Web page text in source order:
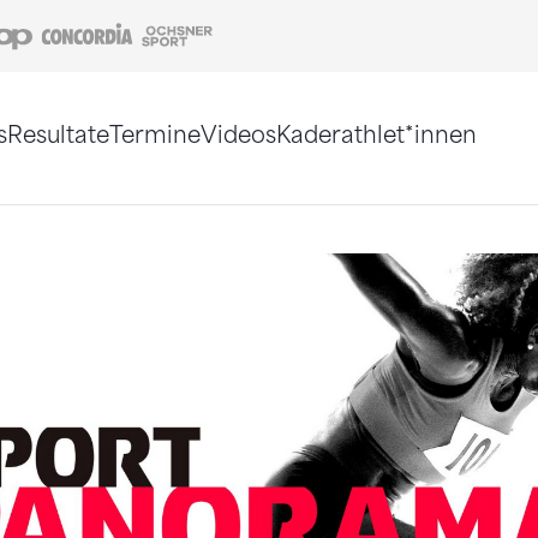
Coop Concordia
ResultateTermineVideosKaderathlet*innen